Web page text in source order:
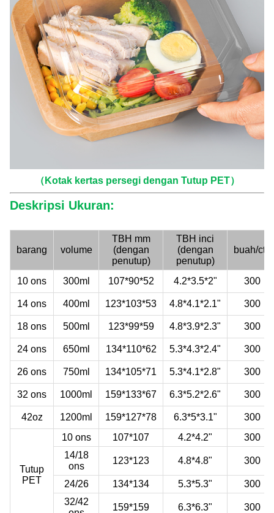
（Kotak kertas persegi dengan Tutup PET）
Deskripsi Ukuran:
barang volume
TBH mm
(dengan
penutup)
TBH inci
(dengan
penutup)
buah/ctn
10 ons 300ml 107*90*52 4.2*3.5*2" 300
14 ons 400ml 123*103*53 4.8*4.1*2.1" 300
18 ons 500ml 123*99*59 4.8*3.9*2.3" 300
24 ons 650ml 134*110*62 5.3*4.3*2.4" 300
26 ons 750ml 134*105*71 5.3*4.1*2.8" 300
32 ons 1000ml 159*133*67 6.3*5.2*2.6" 300
42oz 1200ml 159*127*78 6.3*5*3.1" 300
Tutup
PET
10 ons 107*107 4.2*4.2"
300
14/18
ons
123*123 4.8*4.8" 300
24/26 134*134 5.3*5.3"
300
32/42
159*159 6.3*6.3" 300